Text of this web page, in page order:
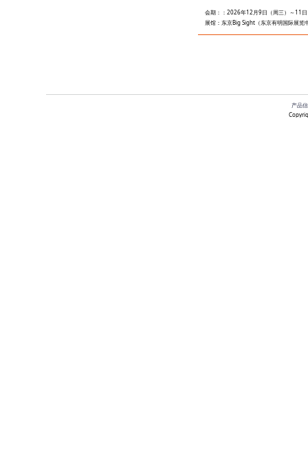
会期：：2026年12月9日（周三）～11
展馆：东京Big Sight（东京有明国际展览
产品